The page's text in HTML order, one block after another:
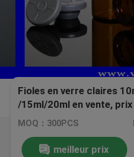
Fioles en verre claires
/15ml/20ml en vente,
MOQ：300PCS
meilleur prix